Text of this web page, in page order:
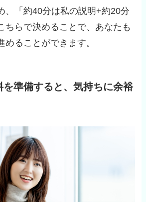
、「約40分は私の説明+約20分
ちらで決めることで、あなたも
めることができます。
を準備すると、気持ちに余裕